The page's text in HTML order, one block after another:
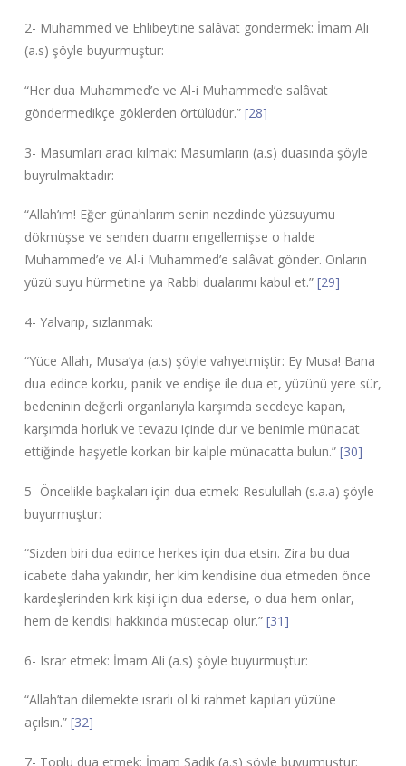
2- Muhammed ve Ehlibeytine salâvat göndermek: İmam Ali
(a.s) şöyle buyurmuştur:
“Her dua Muhammed’e ve Al-i Muhammed’e salâvat
göndermedikçe göklerden örtülüdür.” [28]
3- Masumları aracı kılmak: Masumların (a.s) duasında şöyle
buyrulmaktadır:
“Allah’ım! Eğer günahlarım senin nezdinde yüzsuyumu
dökmüşse ve senden duamı engellemişse o halde
Muhammed’e ve Al-i Muhammed’e salâvat gönder. Onların
yüzü suyu hürmetine ya Rabbi dualarımı kabul et.” [29]
4- Yalvarıp, sızlanmak:
“Yüce Allah, Musa’ya (a.s) şöyle vahyetmiştir: Ey Musa! Bana
dua edince korku, panik ve endişe ile dua et, yüzünü yere sür,
bedeninin değerli organlarıyla karşımda secdeye kapan,
karşımda horluk ve tevazu içinde dur ve benimle münacat
ettiğinde haşyetle korkan bir kalple münacatta bulun.” [30]
5- Öncelikle başkaları için dua etmek: Resulullah (s.a.a) şöyle
buyurmuştur:
“Sizden biri dua edince herkes için dua etsin. Zira bu dua
icabete daha yakındır, her kim kendisine dua etmeden önce
kardeşlerinden kırk kişi için dua ederse, o dua hem onlar,
hem de kendisi hakkında müstecap olur.” [31]
6- Israr etmek: İmam Ali (a.s) şöyle buyurmuştur:
“Allah’tan dilemekte ısrarlı ol ki rahmet kapıları yüzüne
açılsın.” [32]
7- Toplu dua etmek: İmam Sadık (a.s) şöyle buyurmuştur: